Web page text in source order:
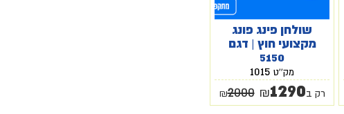
שולחן פינג פונג
מקצועי חוץ | דגם
5150
מק''ט 1015
רק ב ₪1290
₪2000